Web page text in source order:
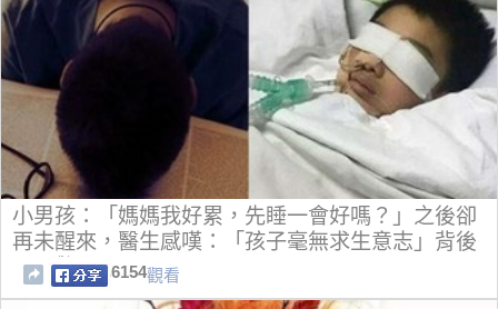
小男孩：「媽媽我好累，先睡一會好嗎？」之後卻
再未醒來，醫生感嘆：「孩子毫無求生意志」背後
原因驚呆父母！
6154觀看